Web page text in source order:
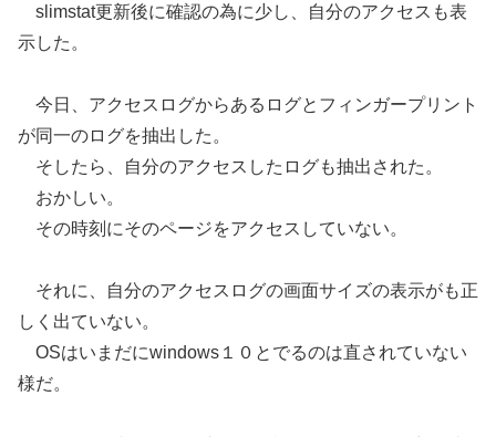
slimstat更新後に確認の為に少し、自分のアクセスも表
示した。
今日、アクセスログからあるログとフィンガープリント
が同一のログを抽出した。
そしたら、自分のアクセスしたログも抽出された。
おかしい。
その時刻にそのページをアクセスしていない。
それに、自分のアクセスログの画面サイズの表示がも正
しく出ていない。
OSはいまだにwindows１０とでるのは直されていない
様だ。